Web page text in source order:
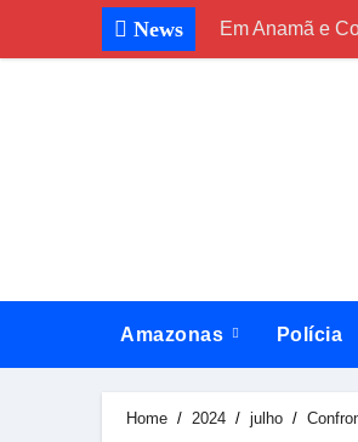
News Em Anamã e
Amazonas Polícia
Home 2024 julho